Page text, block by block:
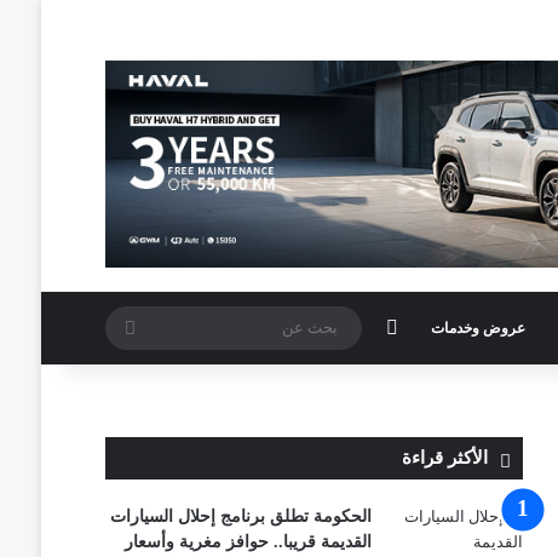
عروض وخدمات الوضع المظلم
عن
الأكثر قراءة
الحكومة تطلق برنامج إحلال السيارات
القديمة قريبا.. حوافز مغرية وأسعار